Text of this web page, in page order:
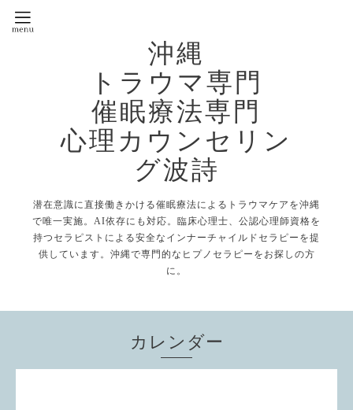
沖縄
トラウマ専門
催眠療法専門
心理カウンセリン
グ波詩
潜在意識に直接働きかける催眠療法によるトラウマケアを沖縄
で唯一実施。AI依存にも対応。臨床心理士、公認心理師資格を
持つセラピストによる安全なインナーチャイルドセラピーを提
供しています。沖縄で専門的なヒプノセラピーをお探しの方
に。
カレンダー